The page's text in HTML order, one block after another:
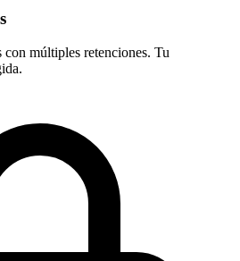
múltiples retenciones. Tu